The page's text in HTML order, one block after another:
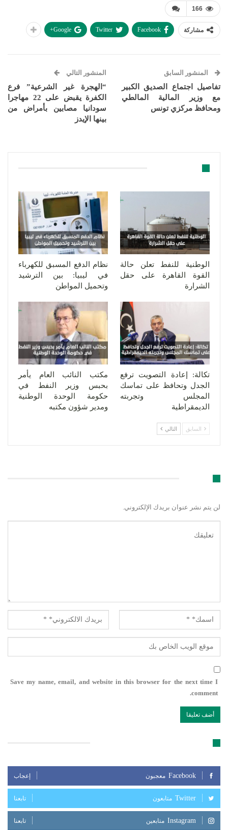
166
مشاركة Facebook
Twitter
Google+
المنشور السابق
تفاصيل اجتماع الصديق الكبير
مع وزير المالية المالطي
ومحافظ مركزي تونس
المنشور التالي
“الهجرة غير الشرعية” فرع
الكفرة يقبض على 22 مهاجرا
سودانيا مصابين بأمراض من
بينها الإيدز
الوطنية للنفط تعلن حالة
القوة القاهرة على حقل
الشرارة
نظام الدفع المسبق للكهرباء
في ليبيا: بين الترشيد
وتحميل المواطن
تكالة: إعادة التصويت ترفع
الجدل وتحافظ على تماسك
المجلس وتجربته
الديمقراطية
مكتب النائب العام يأمر
بحبس وزير النفط في
حكومة الوحدة الوطنية
ومدير شؤون مكتبه
السابق التالي
لن يتم نشر عنوان بريدك الإلكتروني.
Save my name, email, and website in this browser for the next time I
comment.
Facebook معجبون إعجاب
Twitter متابعون تابعنا
Instagram متابعين تابعنا